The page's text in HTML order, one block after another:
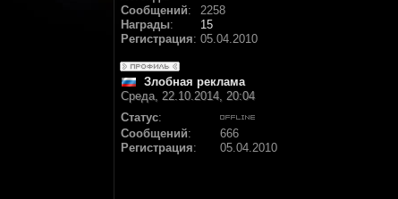
Сообщений:
2258
Награды:
15
Регистрация: 05.04.2010
Злобная реклама
Среда, 22.10.2014, 20:04
Статус:
Сообщений:
666
Регистрация: 05.04.2010